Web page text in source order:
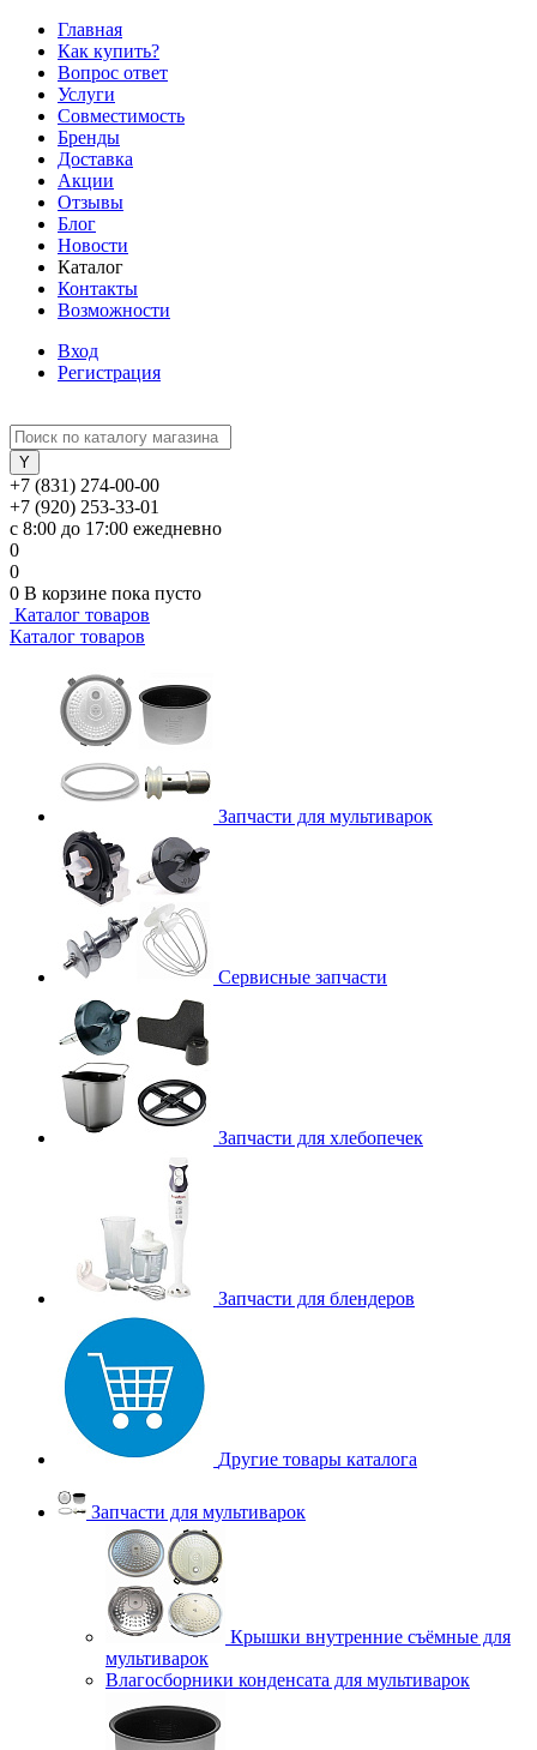
Главная
Как купить?
Вопрос ответ
Услуги
Совместимость
Бренды
Доставка
Акции
Отзывы
Блог
Новости
Каталог
Контакты
Возможности
Вход
Регистрация
+7 (831) 274-00-00
+7 (920) 253-33-01
с 8:00 до 17:00 ежедневно
0
0
0 В корзине пока пусто
Каталог товаров
Каталог товаров
Запчасти для мультиварок
Сервисные запчасти
Запчасти для хлебопечек
Запчасти для блендеров
Другие товары каталога
Запчасти для мультиварок
Крышки внутренние съёмные для
мультиварок
Влагосборники конденсата для мультиварок